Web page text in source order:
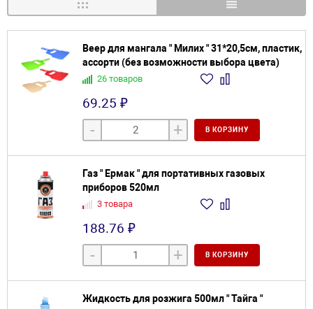
Веер для мангала " Милих " 31*20,5см, пластик,
ассорти (без возможности выбора цвета)
26 товаров
69.25 ₽
- + В КОРЗИНУ
Газ " Ермак " для портативных газовых
приборов 520мл
3 товара
188.76 ₽
- + В КОРЗИНУ
Жидкость для розжига 500мл " Тайга "